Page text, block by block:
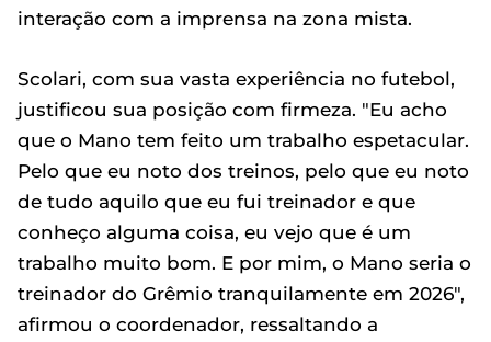
interação com a imprensa na zona mista.
Scolari, com sua vasta experiência no futebol,
justificou sua posição com firmeza. "Eu acho
que o Mano tem feito um trabalho espetacular.
Pelo que eu noto dos treinos, pelo que eu noto
de tudo aquilo que eu fui treinador e que
conheço alguma coisa, eu vejo que é um
trabalho muito bom. E por mim, o Mano seria o
treinador do Grêmio tranquilamente em 2026",
afirmou o coordenador, ressaltando a